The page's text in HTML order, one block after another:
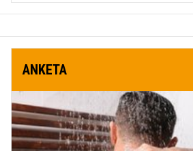
ANKETA